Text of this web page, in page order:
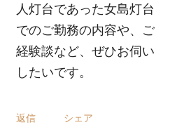
人灯台であった女島灯台
でのご勤務の内容や、ご
経験談など、ぜひお伺い
したいです。
返信 シェア